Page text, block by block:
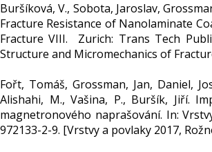
Buršíková, V., Sobota, Jaroslav,
Fracture Resistance of Nanolaminate
Fracture VIII. Zurich: Trans Tech
Structure and Micromechanics of
Fořt, Tomáš, Grossman, Jan, Daniel,
Alishahi, M., Vašina, P., Buršík, Jiří.
magnetronového naprašování. In:
972133-2-9. [Vrstvy a povlaky 2017,